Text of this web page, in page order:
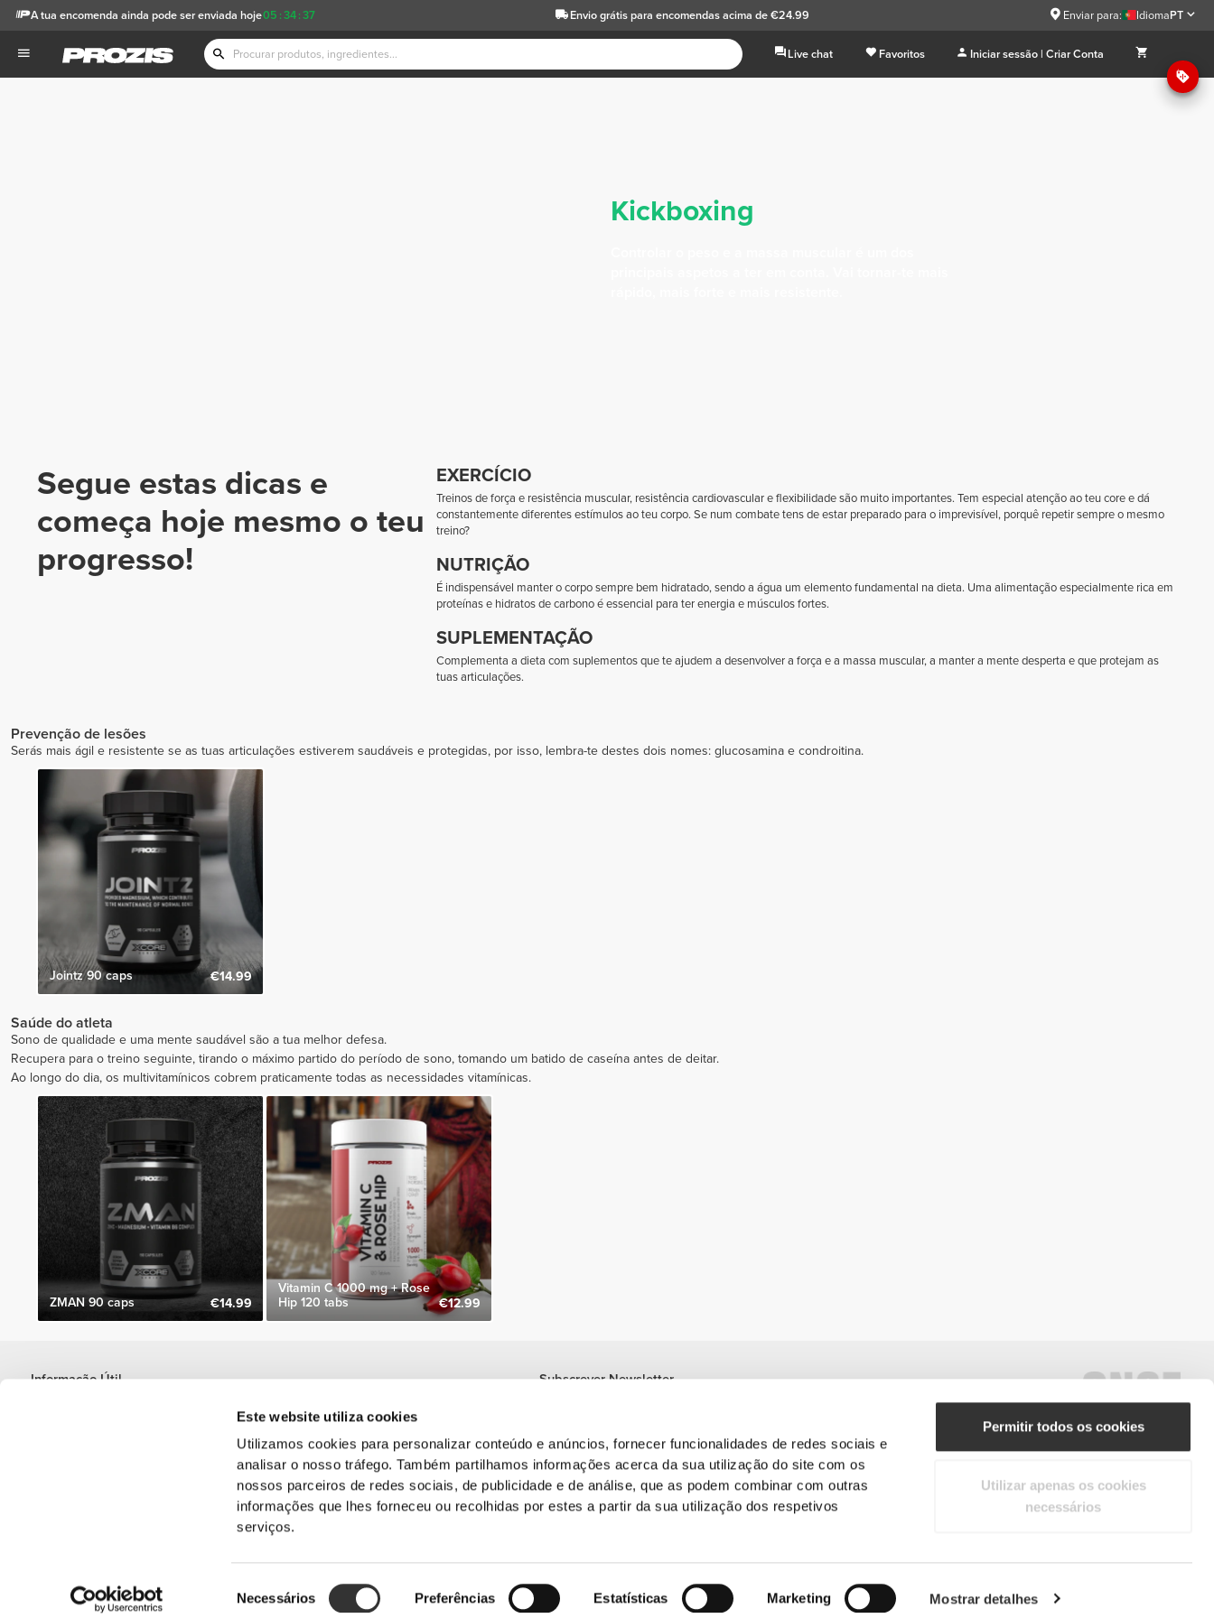
Este website utiliza cookies
Utilizamos cookies para personalizar conteúdo e anúncios, fornecer funcionalidades de redes sociais e
analisar o nosso tráfego. Também partilhamos informações acerca da sua utilização do site com os
nossos parceiros de redes sociais, de publicidade e de análise, que as podem combinar com outras
informações que lhes forneceu ou recolhidas por estes a partir da sua utilização dos respetivos
serviços.
de
Necessários Preferências Estatísticas Marketing Mostrar detalhes
Permitir todos os cookies
Utilizar apenas os cookies
necessários
05 :34 :37
A tua encomenda ainda pode ser enviada hoje Envio grátispara encomendas acima de €24.99 Enviar para: IdiomaPT
Live chat Favoritos Iniciar sessão | Criar Conta
Kickboxing
Segue estas dicas e
começa hoje mesmo o teu
progresso!
EXERCÍCIO
Treinos de força e resistência muscular, resistência cardiovascular e flexibilidade são muito importantes. Tem especial atenção ao teu core e dá
constantemente diferentes estímulos ao teu corpo. Se num combate tens de estar preparado para o imprevisível, porquê repetir sempre o mesmo
treino?
NUTRIÇÃO
É indispensável manter o corpo sempre bem hidratado, sendo a água um elemento fundamental na dieta. Uma alimentação especialmente rica em
proteínas e hidratos de carbono é essencial para ter energia e músculos fortes.
SUPLEMENTAÇÃO
Complementa a dieta com suplementos que te ajudem a desenvolver a força e a massa muscular, a manter a mente desperta e que protejam as
tuas articulações.
Prevenção de lesões
Serás mais ágil e resistente se as tuas articulações estiverem saudáveis e protegidas, por isso, lembra-te destes dois nomes: glucosamina e condroitina.
Jointz 90 caps €14.99
Saúde do atleta
Sono de qualidade e uma mente saudável são a tua melhor defesa.
Recupera para o treino seguinte, tirando o máximo partido do período de sono, tomando um batido de caseína antes de deitar.
Ao longo do dia, os multivitamínicos cobrem praticamente todas as necessidades vitamínicas.
ZMAN 90 caps €14.99
Vitamin C 1000 mg + Rose
Hip 120 tabs
€12.99
Informação Útil
Subscrever Newsletter
#ExceedYourself
'PROZIS' é uma marca registada da Prozis.com, S.A. | © Copyright 2026 Prozis.com, S.A. Todos os direitos reservados.